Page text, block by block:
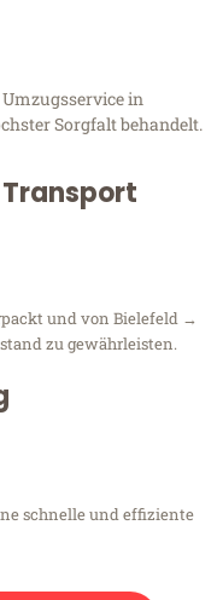
in
Sorgfalt behandelt.
und von Bielefeld →
zu gewährleisten.
schnelle und effiziente